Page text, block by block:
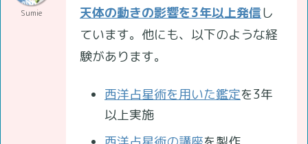
Sumie
天体の動きの影響を3年以上発信し
ています。他にも、以下のような経
験があります。
西洋占星術を用いた鑑定を3年
以上実施